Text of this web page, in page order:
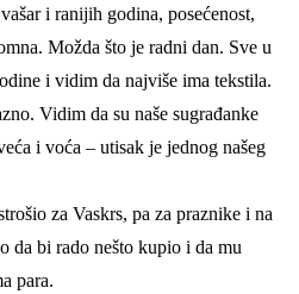
i ranijih godina, posećenost,
Možda što je radni dan. Sve u
i vidim da najviše ima tekstila.
Vidim da su naše sugrađanke
i voća – utisak je jednog našeg
za Vaskrs, pa za praznike i na
da bi rado nešto kupio i da mu
para.